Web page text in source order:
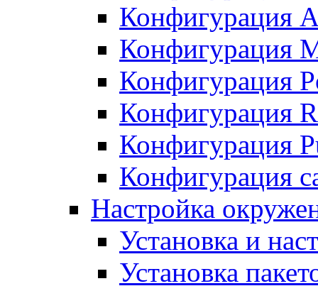
Конфигурация
Конфигурация
Конфигурация
Конфигурация
Конфигурация
Конфигурация
Настройка
Установка и
Установка